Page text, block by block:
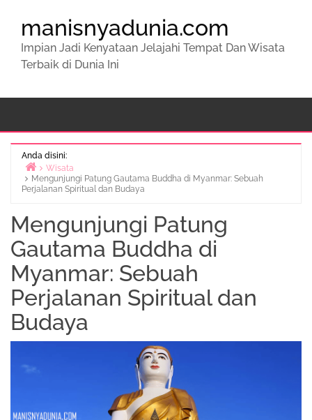
manisnyadunia.com
Impian Jadi Kenyataan Jelajahi Tempat Dan Wisata
Terbaik di Dunia Ini
Anda disini:
Beranda
Wisata
Mengunjungi Patung Gautama Buddha di Myanmar: Sebuah
Perjalanan Spiritual dan Budaya
Mengunjungi Patung
Gautama Buddha di
Myanmar: Sebuah
Perjalanan Spiritual dan
Budaya